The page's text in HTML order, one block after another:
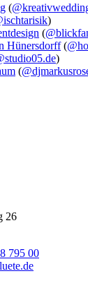
(
)
(
Hünersdorff(
)
(
26
795 00